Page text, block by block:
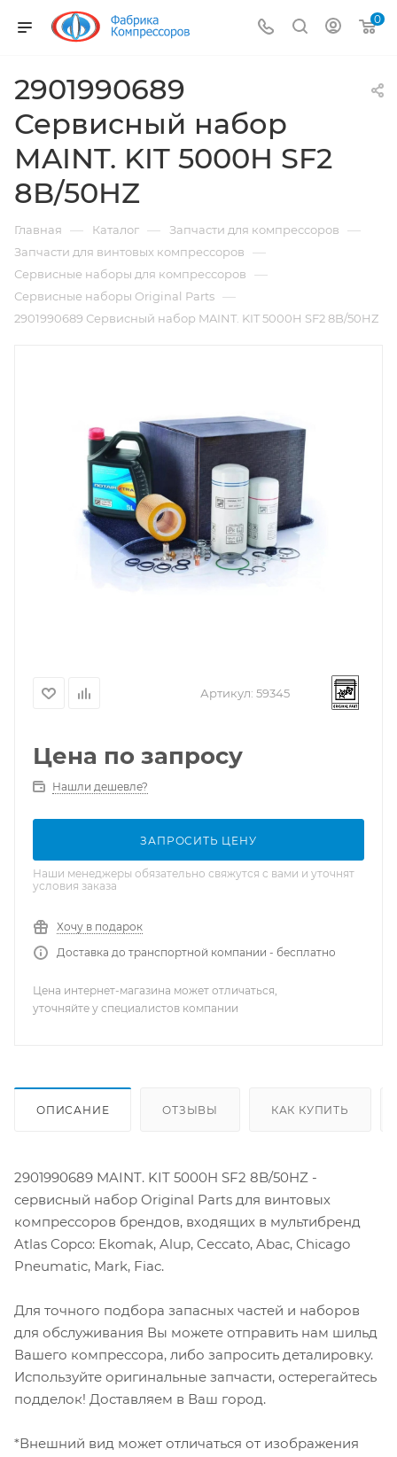
0
2901990689
Сервисный набор
MAINT. KIT 5000H SF2
8B/50HZ
Главная — Каталог — Запчасти для компрессоров —
Запчасти для винтовых компрессоров —
Сервисные наборы для компрессоров —
Сервисные наборы Original Parts —
2901990689 Сервисный набор MAINT. KIT 5000H SF2 8B/50HZ
Артикул: 59345
Цена по запросу
Нашли дешевле?
ЗАПРОСИТЬ ЦЕНУ
Наши менеджеры обязательно свяжутся с вами и уточнят
условия заказа
Хочу в подарок
Доставка до транспортной компании - бесплатно
Цена интернет-магазина может отличаться,
уточняйте у специалистов компании
ОПИСАНИЕ ОТЗЫВЫ КАК КУПИТЬ
2901990689 MAINT. KIT 5000H SF2 8B/50HZ -
сервисный набор Original Parts для винтовых
компрессоров брендов, входящих в мультибренд
Atlas Copco: Ekomak, Alup, Ceccato, Abac, Chicago
Pneumatic, Mark, Fiac.
Для точного подбора запасных частей и наборов
для обслуживания Вы можете отправить нам шильд
Вашего компрессора, либо запросить деталировку.
Используйте оригинальные запчасти, остерегайтесь
подделок! Доставляем в Ваш город.
*Внешний вид может отличаться от изображения